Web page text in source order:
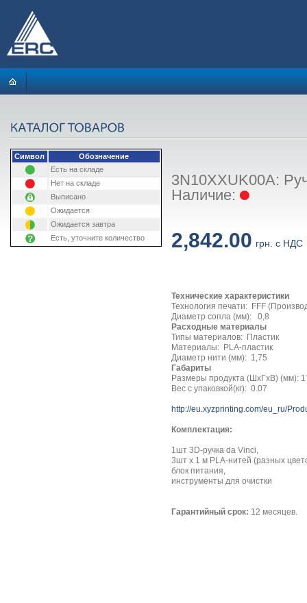
Символ
Обозначение
Есть на складе
Нет на складе
Выписано
Ожидается
Ожидается завтра
Есть, уточните количество
3N10XXUK00A:
Наличие:
2,842.00 грн. с НДС
Технические характеристики
Технология печати: FFF
Диаметр сопла (мм): 0,8
Расходные материалы
Типы материалов: Пластик
Материалы: PLA-пластик
Диаметр нити (мм): 1,75
Габариты
Размеры продукта (ШхГхВ) (мм):
Вес с упаковкой(кг): 0.07
http://eu.xyzprinting.com/eu_ru/
Комплектация:
1шт 3D-ручка da Vinci,
3шт х 1 м PLA-нитей (разных
блок питания,
инструменты для очистки
Гарантийный срок: 12 месяцев.